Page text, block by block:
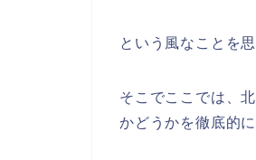
という風なことを
そこでここでは、
かどうかを徹底的